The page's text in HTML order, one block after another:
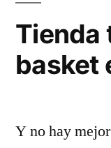
Tienda
basket
Y no hay